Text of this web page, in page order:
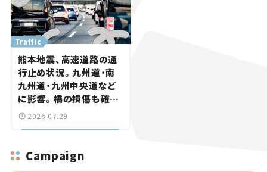
Traffic
熊本地震、高速道路の通
行止め状況。九州道・南
九州道・九州中央道など
に影響。橋の損傷も確認
【道路のニュース】
2026.07.29
Campaign